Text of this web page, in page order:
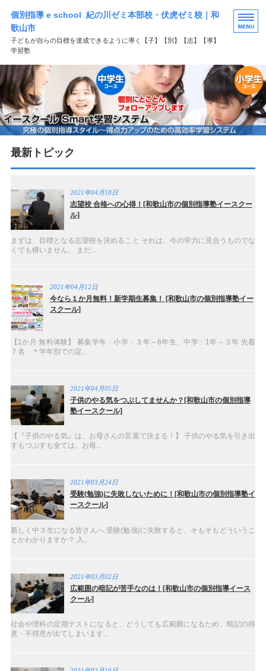
個別指導 e school 紀の川ゼミ本部校・伏虎ゼミ校｜和
歌山市
子どもが自らの目標を達成できるように導く【子】【別】【志】【導】
学習塾
HOME
選ばれる理由
学習塾コース案内
よくある質問
最新トピック
2021年04月18日
志望校 合格への心得！[和歌山市の個別指導塾イースクー
ル]
まずは、目標となる志望校を決めること それは、今の学力に見合うものでな
くでも構いません。 まだ...
2021年04月12日
今なら１か月無料！新学期生募集！ [和歌山市の個別指導塾イー
スクール]
【1か月 無料体験】 募集学年：小学：３年～6年生、中学：1年～３年 先着
７名 ＊学年別での定...
2021年04月05日
子供のやる気をつぶしてませんか？[和歌山市の個別指導
塾イースクール]
【『子供のやる気』は、お母さんの言葉で決まる！】 子供のやる気を引き出
すもつぶすも全ては、お母...
2021年03月24日
受験(勉強)に失敗しないために！[和歌山市の個別指導塾イ
ースクール]
新しく中３生になる皆さんへ 受験(勉強)に失敗すると、そもそもどういうこ
とかわかりますか？ 入...
2021年03月02日
広範囲の暗記が苦手なのは！[和歌山市の個別指導イース
クール]
社会や理科の定期テストになると、どうしても広範囲になるため、暗記の得
意・不得意が出てしまいます...